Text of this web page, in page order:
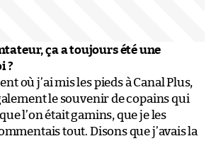
ça a toujours été une
?
où j’ai mis les pieds à Canal Plus,
le souvenir de copains qui
l’on était gamins, que je les
tout. Disons que j’avais la